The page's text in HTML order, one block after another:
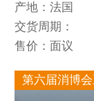
产地：法国
交货周期：
售价：面议
第六届消博